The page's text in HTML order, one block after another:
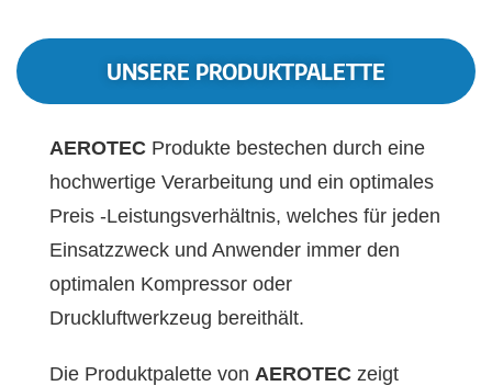
UNSERE PRODUKTPALETTE
AEROTEC Produkte bestechen durch eine
hochwertige Verarbeitung und ein optimales
Preis -Leistungsverhältnis, welches für jeden
Einsatzzweck und Anwender immer den
optimalen Kompressor oder
Druckluftwerkzeug bereithält.
Die Produktpalette von AEROTEC zeigt